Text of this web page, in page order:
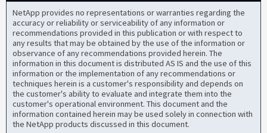
NetApp provides no representations or warranties regarding the
accuracy or reliability or serviceability of any information or
recommendations provided in this publication or with respect to
any results that may be obtained by the use of the information or
observance of any recommendations provided herein. The
information in this document is distributed AS IS and the use of this
information or the implementation of any recommendations or
techniques herein is a customer's responsibility and depends on
the customer's ability to evaluate and integrate them into the
customer's operational environment. This document and the
information contained herein may be used solely in connection with
the NetApp products discussed in this document.